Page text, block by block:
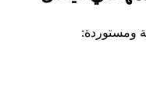
ومستوردة: